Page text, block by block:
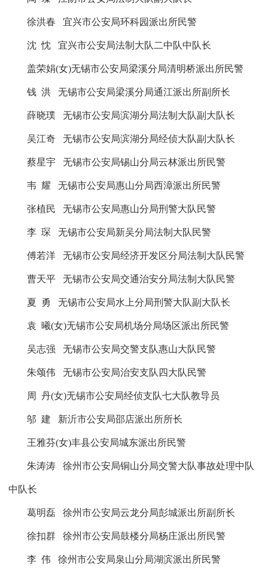
徐洪春 宜兴市公安局环科园派出所民警
沈 忱 宜兴市公安局法制大队二中队中队长
盖荣娟(女)无锡市公安局梁溪分局清明桥派出所民警
钱 洪 无锡市公安局梁溪分局通江派出所副所长
薛晓璞 无锡市公安局滨湖分局法制大队副大队长
吴江奇 无锡市公安局滨湖分局经侦大队副大队长
蔡星宇 无锡市公安局锡山分局云林派出所民警
韦 耀 无锡市公安局惠山分局西漳派出所民警
张植民 无锡市公安局惠山分局刑警大队民警
李 琛 无锡市公安局新吴分局法制大队民警
傅若洋 无锡市公安局经济开发区分局法制大队民警
曹天平 无锡市公安局交通治安分局法制大队民警
夏 勇 无锡市公安局水上分局刑警大队副大队长
袁 曦(女)无锡市公安局机场分局场区派出所民警
吴志强 无锡市公安局交警支队惠山大队民警
朱颂伟 无锡市公安局治安支队四大队民警
周 丹(女)无锡市公安局经侦支队七大队教导员
邬 建 新沂市公安局邵店派出所所长
王雅芬(女)丰县公安局城东派出所民警
朱涛涛 徐州市公安局铜山分局交警大队事故处理中队
中队长
葛明磊 徐州市公安局云龙分局彭城派出所副所长
徐扣群 徐州市公安局鼓楼分局杨庄派出所民警
李 伟 徐州市公安局泉山分局湖滨派出所民警